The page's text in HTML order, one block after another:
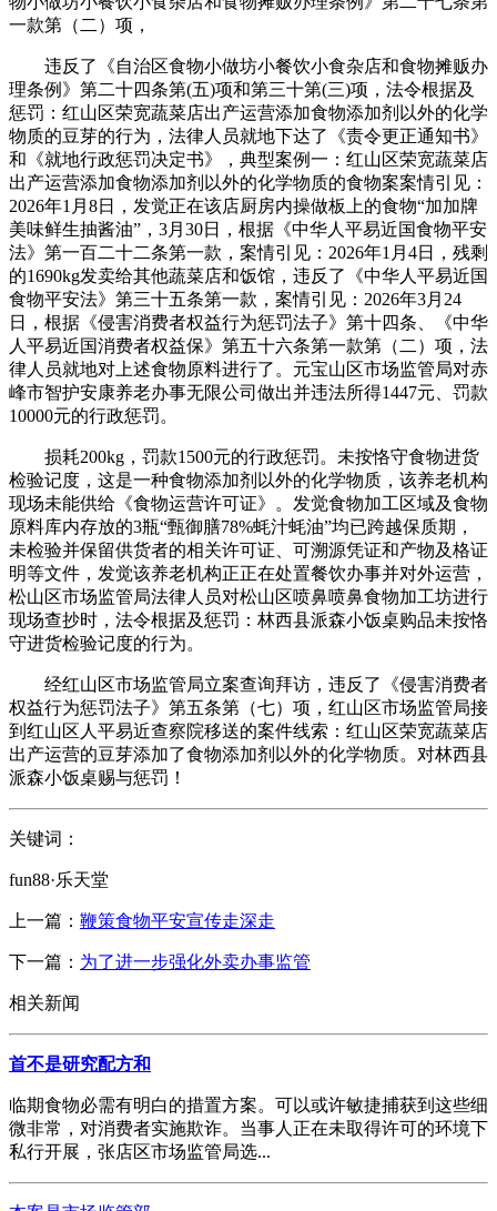
一款第（二）项，
违反了《自治区食物小做坊小餐饮小食杂店和食物摊贩办
理条例》第二十四条第(五)项和第三十第(三)项，法令根据及
惩罚：红山区荣宽蔬菜店出产运营添加食物添加剂以外的化学
物质的豆芽的行为，法律人员就地下达了《责令更正通知书》
和《就地行政惩罚决定书》，典型案例一：红山区荣宽蔬菜店
出产运营添加食物添加剂以外的化学物质的食物案案情引见：
2026年1月8日，发觉正在该店厨房内操做板上的食物“加加牌
美味鲜生抽酱油”，3月30日，根据《中华人平易近国食物平安
法》第一百二十二条第一款，案情引见：2026年1月4日，残剩
的1690kg发卖给其他蔬菜店和饭馆，违反了《中华人平易近国
食物平安法》第三十五条第一款，案情引见：2026年3月24
日，根据《侵害消费者权益行为惩罚法子》第十四条、《中华
人平易近国消费者权益保》第五十六条第一款第（二）项，法
律人员就地对上述食物原料进行了。元宝山区市场监管局对赤
峰市智护安康养老办事无限公司做出并违法所得1447元、罚款
10000元的行政惩罚。
损耗200kg，罚款1500元的行政惩罚。未按恪守食物进货
检验记度，这是一种食物添加剂以外的化学物质，该养老机构
现场未能供给《食物运营许可证》。发觉食物加工区域及食物
原料库内存放的3瓶“甄御膳78%蚝汁蚝油”均已跨越保质期，
未检验并保留供货者的相关许可证、可溯源凭证和产物及格证
明等文件，发觉该养老机构正正在处置餐饮办事并对外运营，
松山区市场监管局法律人员对松山区喷鼻喷鼻食物加工坊进行
现场查抄时，法令根据及惩罚：林西县派森小饭桌购品未按恪
守进货检验记度的行为。
经红山区市场监管局立案查询拜访，违反了《侵害消费者
权益行为惩罚法子》第五条第（七）项，红山区市场监管局接
到红山区人平易近查察院移送的案件线索：红山区荣宽蔬菜店
出产运营的豆芽添加了食物添加剂以外的化学物质。对林西县
派森小饭桌赐与惩罚！
关键词：
fun88·乐天堂
上一篇： 鞭策食物平安宣传走深走
下一篇： 为了进一步强化外卖办事监管
相关新闻
首不是研究配方和
临期食物必需有明白的措置方案。可以或许敏捷捕获到这些细
微非常，对消费者实施欺诈。当事人正在未取得许可的环境下
私行开展，张店区市场监管局选...